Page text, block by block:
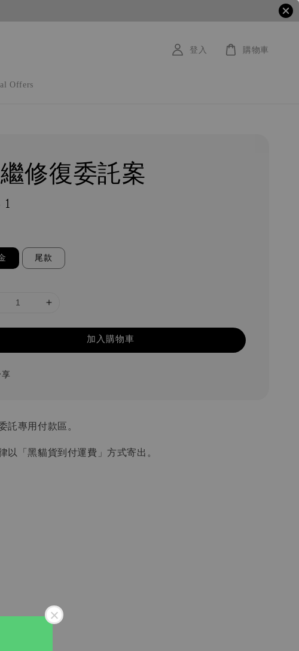
Offers
登入 購物車
修復委託案
尾款
加入購物車
託專用付款區。
以「黑貓貨到付運費」方式寄出。